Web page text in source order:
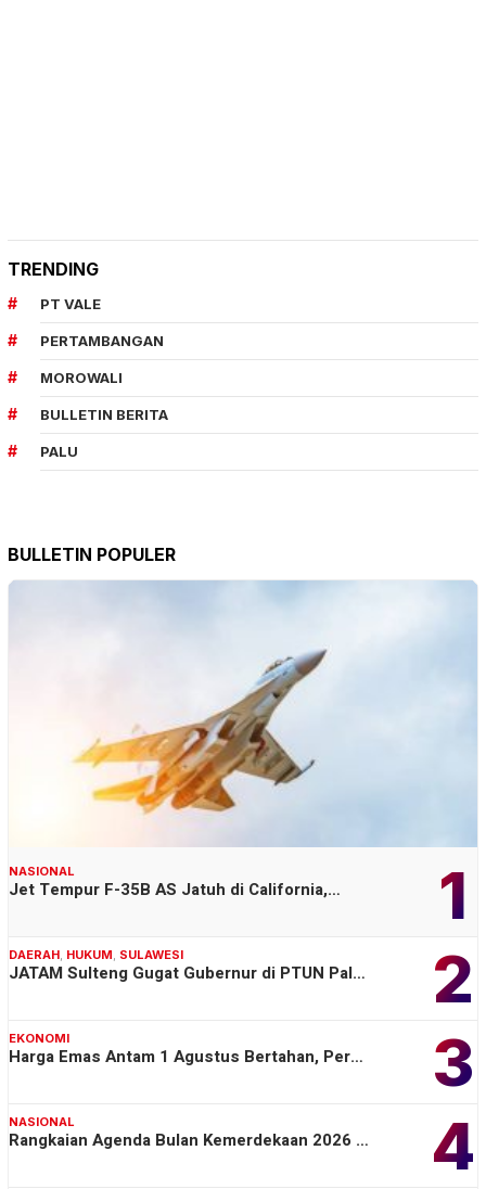
TRENDING
PT VALE
PERTAMBANGAN
MOROWALI
BULLETIN BERITA
PALU
BULLETIN POPULER
1
NASIONAL
Jet Tempur F-35B AS Jatuh di California,…
2
DAERAH, HUKUM, SULAWESI
JATAM Sulteng Gugat Gubernur di PTUN Pal…
3
EKONOMI
Harga Emas Antam 1 Agustus Bertahan, Per…
4
NASIONAL
Rangkaian Agenda Bulan Kemerdekaan 2026 …